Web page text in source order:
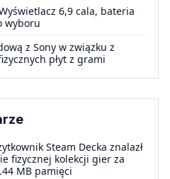
6,9 cala, bateria
wyboru
z Sony w związku z
płyt z grami
Steam Decka znalazł
fizycznej kolekcji gier za
MB pamięci